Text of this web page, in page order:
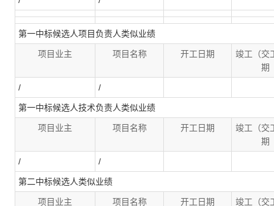
第一中标候选人项目负责人类似业绩
项目业主 项目名称 开工日期
竣工（交
期
/ /
第一中标候选人技术负责人类似业绩
项目业主 项目名称 开工日期
竣工（交
期
/ /
第二中标候选人类似业绩
项目业主 项目名称 开工日期
竣工（交